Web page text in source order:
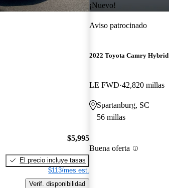
$5,995
El precio incluye tasas
$113/mes est.
Verif. disponibilidad
¡Nuevo!
Aviso patrocinado
2022 Toyota Camry Hybrid
LE FWD 42,820 millas
Spartanburg, SC
56 millas
Buena oferta